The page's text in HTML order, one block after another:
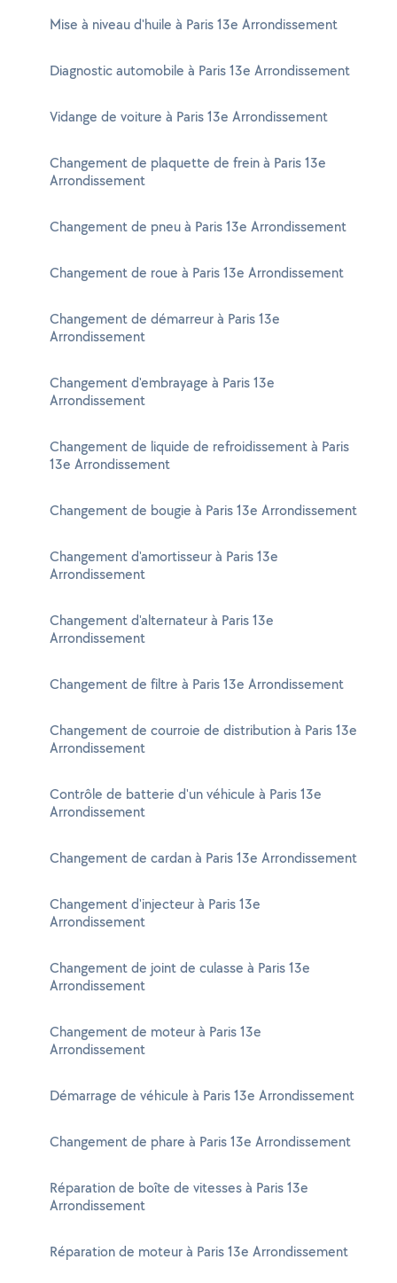
Mise à niveau d'huile à Paris 13e Arrondissement
Diagnostic automobile à Paris 13e Arrondissement
Vidange de voiture à Paris 13e Arrondissement
Changement de plaquette de frein à Paris 13e
Arrondissement
Changement de pneu à Paris 13e Arrondissement
Changement de roue à Paris 13e Arrondissement
Changement de démarreur à Paris 13e
Arrondissement
Changement d'embrayage à Paris 13e
Arrondissement
Changement de liquide de refroidissement à Paris
13e Arrondissement
Changement de bougie à Paris 13e Arrondissement
Changement d'amortisseur à Paris 13e
Arrondissement
Changement d'alternateur à Paris 13e
Arrondissement
Changement de filtre à Paris 13e Arrondissement
Changement de courroie de distribution à Paris 13e
Arrondissement
Contrôle de batterie d'un véhicule à Paris 13e
Arrondissement
Changement de cardan à Paris 13e Arrondissement
Changement d'injecteur à Paris 13e
Arrondissement
Changement de joint de culasse à Paris 13e
Arrondissement
Changement de moteur à Paris 13e
Arrondissement
Démarrage de véhicule à Paris 13e Arrondissement
Changement de phare à Paris 13e Arrondissement
Réparation de boîte de vitesses à Paris 13e
Arrondissement
Réparation de moteur à Paris 13e Arrondissement